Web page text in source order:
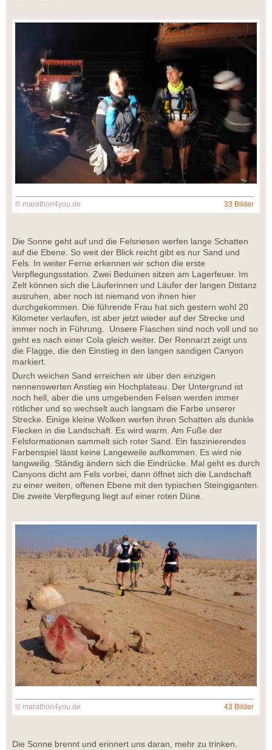
© marathon4you.de 33 Bilder
Die Sonne geht auf und die Felsriesen werfen lange Schatten
auf die Ebene. So weit der Blick reicht gibt es nur Sand und
Fels. In weiter Ferne erkennen wir schon die erste
Verpflegungsstation. Zwei Beduinen sitzen am Lagerfeuer. Im
Zelt können sich die Läuferinnen und Läufer der langen Distanz
ausruhen, aber noch ist niemand von ihnen hier
durchgekommen. Die führende Frau hat sich gestern wohl 20
Kilometer verlaufen, ist aber jetzt wieder auf der Strecke und
immer noch in Führung. Unsere Flaschen sind noch voll und so
geht es nach einer Cola gleich weiter. Der Rennarzt zeigt uns
die Flagge, die den Einstieg in den langen sandigen Canyon
markiert.
Durch weichen Sand erreichen wir über den einzigen
nennenswerten Anstieg ein Hochplateau. Der Untergrund ist
noch hell, aber die uns umgebenden Felsen werden immer
rötlicher und so wechselt auch langsam die Farbe unserer
Strecke. Einige kleine Wolken werfen ihren Schatten als dunkle
Flecken in die Landschaft. Es wird warm. Am Fuße der
Felsformationen sammelt sich roter Sand. Ein faszinierendes
Farbenspiel lässt keine Langeweile aufkommen. Es wird nie
langweilig. Ständig ändern sich die Eindrücke. Mal geht es durch
Canyons dicht am Fels vorbei, dann öffnet sich die Landschaft
zu einer weiten, offenen Ebene mit den typischen Steingiganten.
Die zweite Verpflegung liegt auf einer roten Düne.
© marathon4you.de 43 Bilder
Die Sonne brennt und erinnert uns daran, mehr zu trinken.